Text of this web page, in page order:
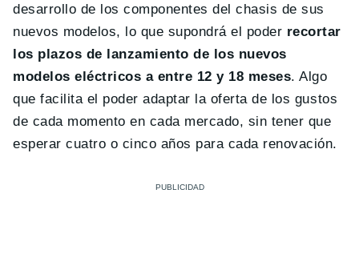
desarrollo de los componentes del chasis de sus
nuevos modelos, lo que supondrá el poder recortar
los plazos de lanzamiento de los nuevos
modelos eléctricos a entre 12 y 18 meses. Algo
que facilita el poder adaptar la oferta de los gustos
de cada momento en cada mercado, sin tener que
esperar cuatro o cinco años para cada renovación.